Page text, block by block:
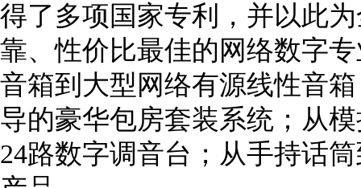
得了多项国家专利，并以此
靠、性价比最佳的网络数字
音箱到大型网络有源线性音
导的豪华包房套装系统；从
24路数字调音台；从手持话